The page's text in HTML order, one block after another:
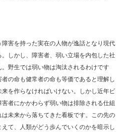
害を持った実在の人物が逸話となり現代
しかし、障害者、弱い立場を内包した社
野生では弱い物は淘汰されるわけです
の命も健常者の命も等価であると理解し
を作らなければいけない。しかし近年ビ
者にかかわらず弱い物は排除される仕組
未来から落ちてきた看板です。この先の
て、人類がどう歩んでいくのかを暗示し